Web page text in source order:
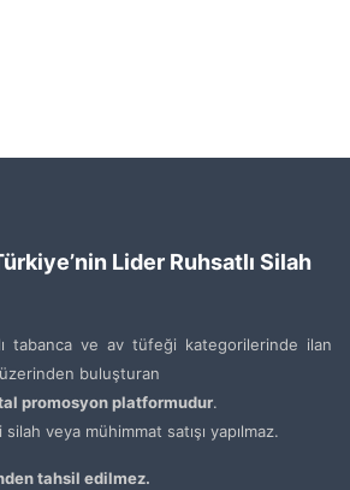
Lider Ruhsatlı Silah
tabanca ve av tüfeği kategorilerinde ilan
üzerinden buluşturan
promosyon platformudur.
silah veya mühimmat satışı yapılmaz.
tahsil edilmez.